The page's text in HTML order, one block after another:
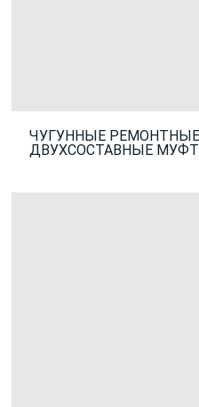
ЧУГУННЫЕ РЕМОНТНЫЕ
ДВУХСОСТАВНЫЕ